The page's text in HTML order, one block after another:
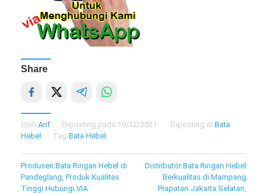
Share
Oleh Arif Diposting pada 19/12/2021 Diposting di Bata
Hebel
Tag Bata Hebel
Navigasi
pos
Produsen Bata Ringan Hebel di
Pandeglang, Produk Kualitas
Tinggi Hubungi VIA
Distributor Bata Ringan Hebel
Berkualitas di Mampang
Prapatan Jakarta Selatan,